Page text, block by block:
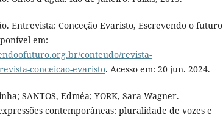
Entrevista: Conceção Evaristo, Escrevendo o futuro
em:
conteudo/revista-
conceicao-evaristo. Acesso em: 20 jun. 2024.
SANTOS, Edméa; YORK, Sara Wagner.
contemporâneas: pluralidade de vozes e